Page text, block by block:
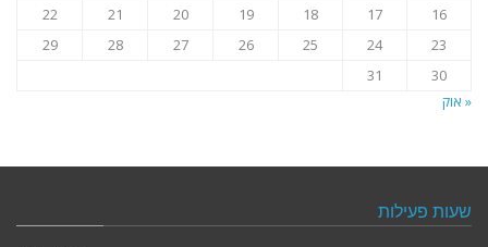
16
17
18
19
20
21
22
23
24
25
26
27
28
29
30
31
« אוק
שעות פעילות